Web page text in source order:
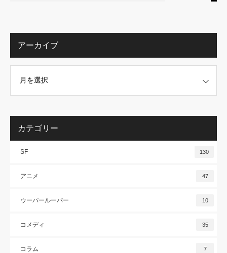
アーカイブ
カテゴリー
SF 130
アニメ 47
ウーパールーパー 10
コメディ 35
コラム 7